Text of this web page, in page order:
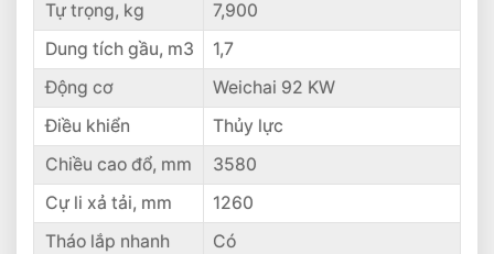
Tự trọng, kg
7,900
Dung tích gầu, m3
1,7
Động cơ
Weichai 92 KW
Điều khiển
Thủy lực
Chiều cao đổ, mm
3580
Cự li xả tải, mm
1260
Tháo lắp nhanh
Có